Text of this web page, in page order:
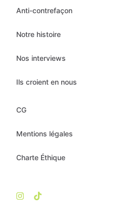
Anti-contrefaçon
Notre histoire
Nos interviews
Ils croient en nous
CG
Mentions légales
Charte Éthique